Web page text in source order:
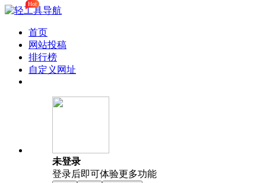
首页
网站投稿
排行榜
Hot
自定义网址
未登录
登录后即可体验更多功能